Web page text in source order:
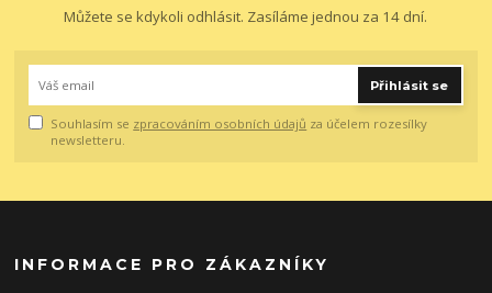
Můžete se kdykoli odhlásit. Zasíláme jednou za 14 dní.
Přihlásit se
Souhlasím se zpracováním osobních údajů za účelem rozesílky
newsletteru.
INFORMACE PRO ZÁKAZNÍKY